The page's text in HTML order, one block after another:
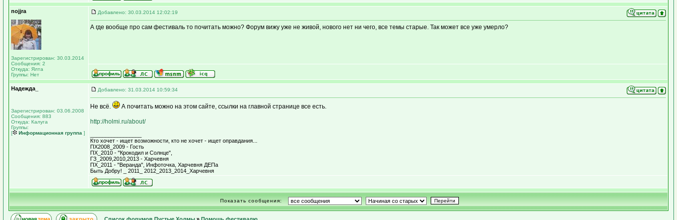
nojjra
Зарегистрирован: 30.03.2014
Сообщения: 2
Откуда: Ялта
Группы: Нет
Добавлено: 30.03.2014 12:02:19
А где вообще про сам фестиваль то почитать можно? Форум вижу уже не живой, нового нет ни чего, все темы старые. Так может все уже умерло?
Надежда_
Зарегистрирован: 03.06.2008
Сообщения: 883
Откуда: Калуга
Группы:
[
Информационная группа ]
Добавлено: 31.03.2014 10:59:34
Не всё. А почитать можно на этом сайте, ссылки на главной странице все есть.
http://holmi.ru/about/
Кто хочет - ищет возможности, кто не хочет - ищет оправдания...
ПХ2008_2009 - Гость
ПХ_2010 - "Крокодил и Солнце",
ГЗ_2009,2010,2013 - Харчевня
ПХ_2011 - "Веранда", Инфоточка, Харчевня ДЕПа
Быть Добру! _ 2011_ 2012_2013_2014_Харчевня
Показать сообщения: